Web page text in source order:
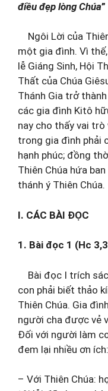
điều đẹp lòng Chúa”
Ngôi Lời của
một gia đình. Vì
lễ Giáng Sinh, Hội
Thất của Chúa
Thánh Gia trở
các gia đình Kitô
nay cho thấy vai trò
trong gia đình phải
hạnh phúc; đồng
Thiên Chúa hứa
thánh ý Thiên Chúa.
I. CÁC BÀI ĐỌC
1. Bài đọc 1 (Hc
Bài đọc I trích
con phải biết thảo
Thiên Chúa. Gia
người cha được vẻ
Đối với người làm
đem lại nhiều ơn ích:
– Với Thiên Chúa: